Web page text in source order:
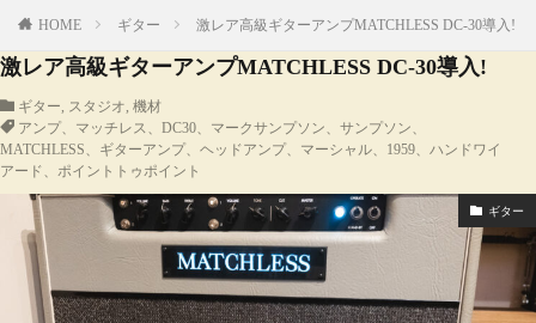
HOME ギター 激レア高級ギターアンプMATCHLESS DC-30導入!
激レア高級ギターアンプMATCHLESS DC-30導入!
ギター, スタジオ, 機材
アンプ、マッチレス、DC30、マークサンプソン、サンプソン、
MATCHLESS、ギターアンプ、ヘッドアンプ、マーシャル、1959、ハンドワイ
アード、ポイントトゥポイント
ギター